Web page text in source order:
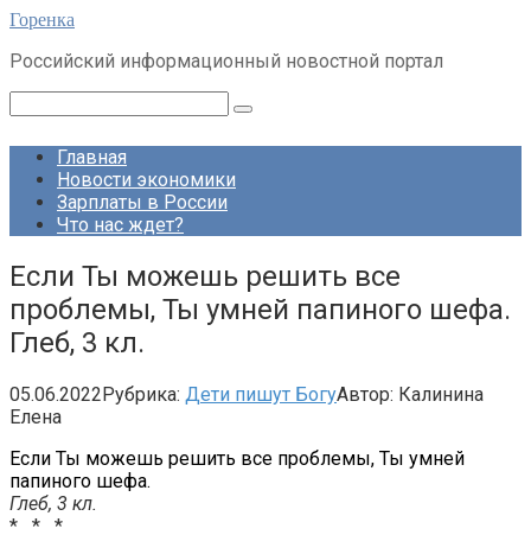
Перейти
контенту
Горенка
Российский информационный новостной портал
Главная
Новости экономики
Зарплаты в России
Что нас ждет?
Если Ты можешь решить все
проблемы, Ты умней папиного шефа.
Глеб, 3 кл.
05.06.2022Рубрика: Дети пишут БогуАвтор: Калинина
Елена
Если Ты можешь решить все проблемы, Ты умней
папиного шефа.
Глеб, 3 кл.
* * *